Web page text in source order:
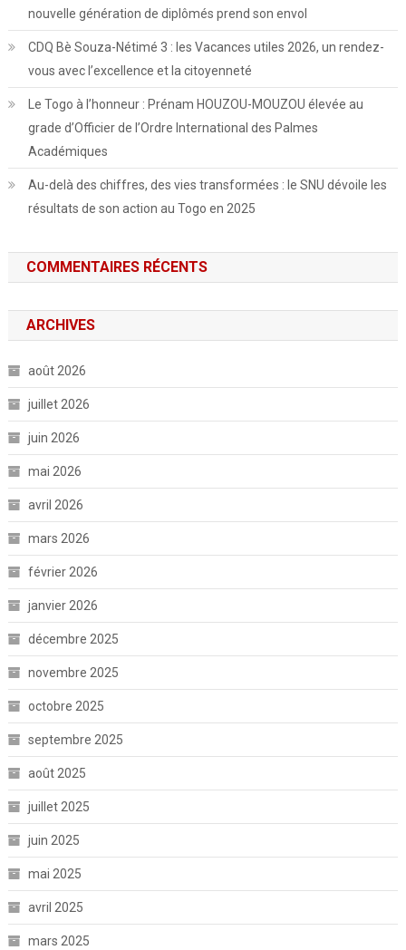
nouvelle génération de diplômés prend son envol
CDQ Bè Souza-Nétimé 3 : les Vacances utiles 2026, un rendez-
vous avec l’excellence et la citoyenneté
Le Togo à l’honneur : Prénam HOUZOU-MOUZOU élevée au
grade d’Officier de l’Ordre International des Palmes
Académiques
Au-delà des chiffres, des vies transformées : le SNU dévoile les
résultats de son action au Togo en 2025
COMMENTAIRES RÉCENTS
ARCHIVES
août 2026
juillet 2026
juin 2026
mai 2026
avril 2026
mars 2026
février 2026
janvier 2026
décembre 2025
novembre 2025
octobre 2025
septembre 2025
août 2025
juillet 2025
juin 2025
mai 2025
avril 2025
mars 2025